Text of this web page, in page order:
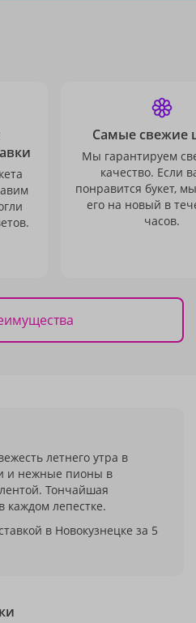
Самые свежие
Мы гарантируем
качество. Если
понравится букет,
его на новый в
часов.
летнего утра в
и нежные пионы в
Тончайшая
каждом лепестке.
в Новокузнецке за 5